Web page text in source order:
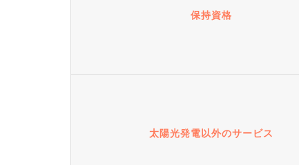
保持資格
太陽光発電以外のサービス